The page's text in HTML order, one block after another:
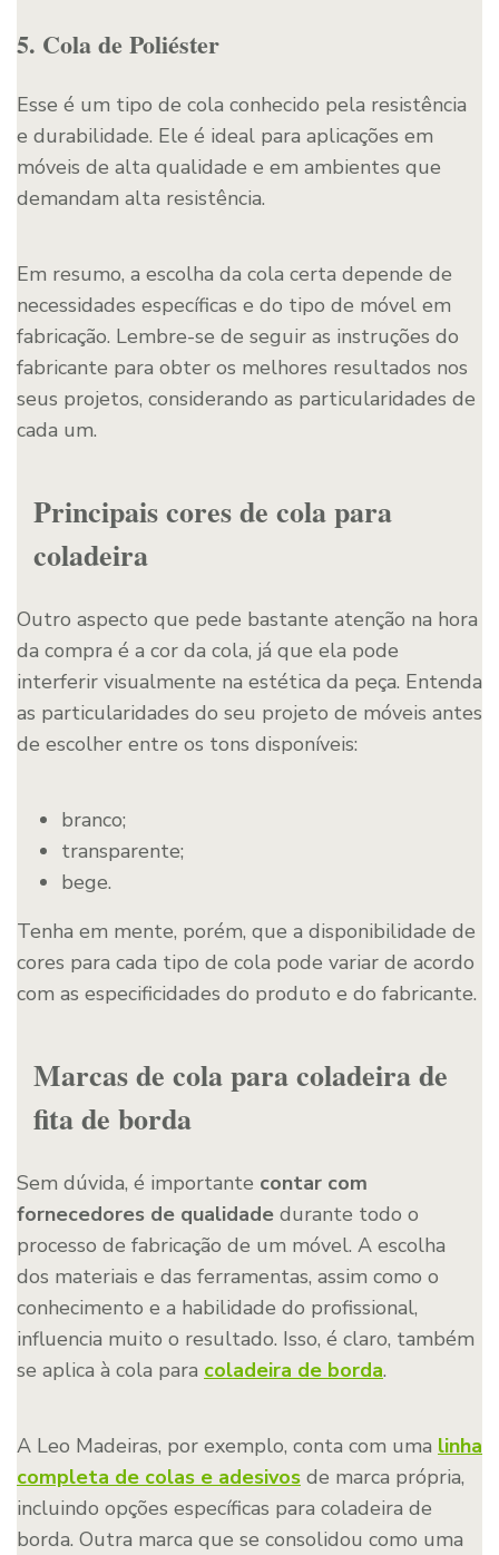
5. Cola de Poliéster
Esse é um tipo de cola conhecido pela resistência
e durabilidade. Ele é ideal para aplicações em
móveis de alta qualidade e em ambientes que
demandam alta resistência.
Em resumo, a escolha da cola certa depende de
necessidades específicas e do tipo de móvel em
fabricação. Lembre-se de seguir as instruções do
fabricante para obter os melhores resultados nos
seus projetos, considerando as particularidades de
cada um.
Principais cores de cola para
coladeira
Outro aspecto que pede bastante atenção na hora
da compra é a cor da cola, já que ela pode
interferir visualmente na estética da peça. Entenda
as particularidades do seu projeto de móveis antes
de escolher entre os tons disponíveis:
branco;
transparente;
bege.
Tenha em mente, porém, que a disponibilidade de
cores para cada tipo de cola pode variar de acordo
com as especificidades do produto e do fabricante.
Marcas de cola para coladeira de
fita de borda
Sem dúvida, é importante contar com
fornecedores de qualidade durante todo o
processo de fabricação de um móvel. A escolha
dos materiais e das ferramentas, assim como o
conhecimento e a habilidade do profissional,
influencia muito o resultado. Isso, é claro, também
se aplica à cola para coladeira de borda.
A Leo Madeiras, por exemplo, conta com uma linha
completa de colas e adesivos de marca própria,
incluindo opções específicas para coladeira de
borda. Outra marca que se consolidou como uma